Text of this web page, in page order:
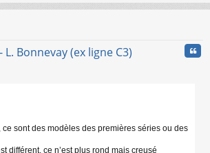
au
L. Bonnevay (ex ligne C3)
ce sont des modèles des premières séries ou des
différent, ce n’est plus rond mais creusé